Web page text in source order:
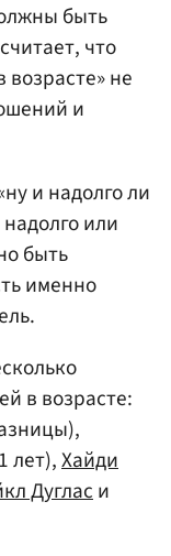
быть
что
возрасте» не
и
и надолго ли
или
быть
именно
в возрасте:
лет),Хайди
Дугласи